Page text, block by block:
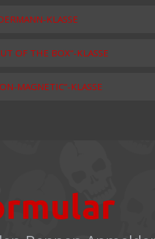
KLASSE
OF THE BOX“-KLASSE
MAGNETIC“-KLASSE